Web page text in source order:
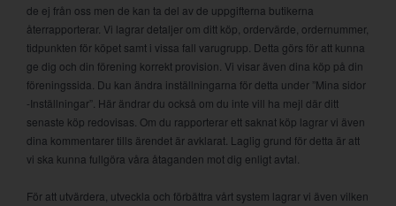
de ej från oss men de kan ta del av de uppgifterna butikerna
återrapporterar. Vi lagrar detaljer om ditt köp, ordervärde, ordernummer,
tidpunkten för köpet samt i vissa fall varugrupp. Detta görs för att kunna
ge dig och din förening korrekt provision. Vi visar även dina köp på din
föreningssida. Du kan ändra inställningarna för detta under ”Mina sidor
-Inställningar”. Här ändrar du också om du inte vill ha mejl där ditt
senaste köp redovisas. Om du rapporterar ett saknat köp lagrar vi även
dina kommentarer tills ärendet är avklarat. Laglig grund för detta är att
vi ska kunna fullgöra våra åtaganden mot dig enligt avtal.
För att utvärdera, utveckla och förbättra vårt system lagrar vi även vilken